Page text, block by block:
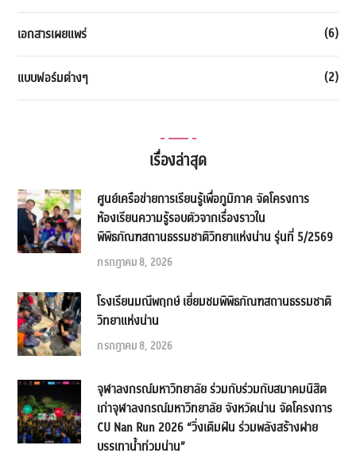
เอกสารเผยแพร่ (6)
แบบฟอร์มต่างๆ (2)
เรื่องล่าสุด
ศูนย์เครือข่ายการเรียนรู้เพื่อภูมิภาค จัดโครงการ
ห้องเรียนความรู้รอบตัวจากเรื่องราวใน
พิพิธภัณฑสถานธรรมชาติวิทยาแห่งน่าน รุ่นที่ 5/2569
กรกฎาคม 8, 2026
โรงเรียนมณีพฤกษ์ เยี่ยมชมพิพิธภัณฑสถานธรรมชาติ
วิทยาแห่งน่าน
กรกฎาคม 8, 2026
จุฬาลงกรณ์มหาวิทยาลัย ร่วมกับร่วมกับสมาคมนิสิต
เก่าจุฬาลงกรณ์มหาวิทยาลัย จังหวัดน่าน จัดโครงการ
CU Nan Run 2026 “วิ่งเติมฝัน ร่วมพลังสร้างฝาย
บรรเทาน้ำท่วมน่าน”